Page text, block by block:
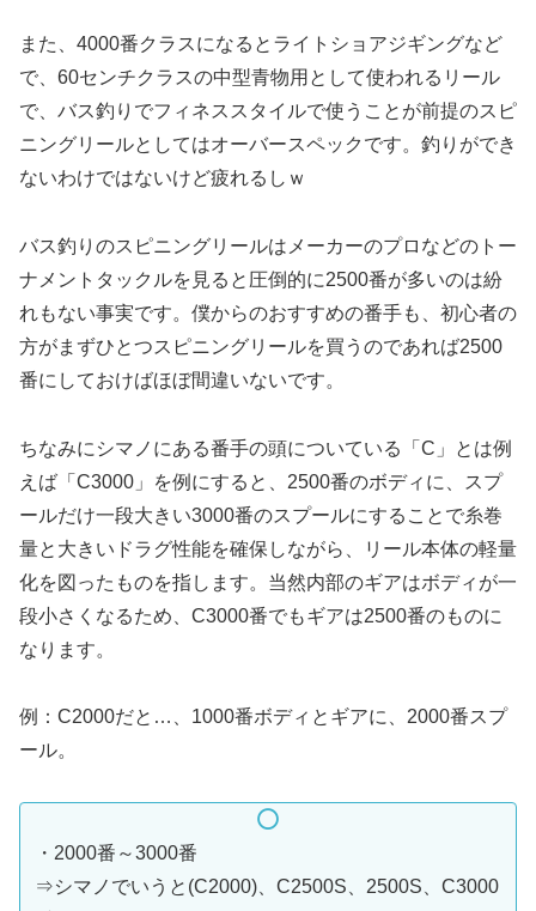
また、4000番クラスになるとライトショアジギングなど
で、60センチクラスの中型青物用として使われるリール
で、バス釣りでフィネススタイルで使うことが前提のスピ
ニングリールとしてはオーバースペックです。釣りができ
ないわけではないけど疲れるしｗ
バス釣りのスピニングリールはメーカーのプロなどのトー
ナメントタックルを見ると圧倒的に2500番が多いのは紛
れもない事実です。僕からのおすすめの番手も、初心者の
方がまずひとつスピニングリールを買うのであれば2500
番にしておけばほぼ間違いないです。
ちなみにシマノにある番手の頭についている「C」とは例
えば「C3000」を例にすると、2500番のボディに、スプ
ールだけ一段大きい3000番のスプールにすることで糸巻
量と大きいドラグ性能を確保しながら、リール本体の軽量
化を図ったものを指します。当然内部のギアはボディが一
段小さくなるため、C3000番でもギアは2500番のものに
なります。
例：C2000だと…、1000番ボディとギアに、2000番スプ
ール。
・2000番～3000番
⇒シマノでいうと(C2000)、C2500S、2500S、C3000